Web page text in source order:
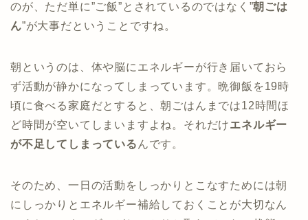
のが、ただ単に”ご飯”とされているのではなく”朝ごは
ん”が大事だということですね。
朝というのは、体や脳にエネルギーが行き届いておら
ず活動が静かになってしまっています。晩御飯を19時
頃に食べる家庭だとすると、朝ごはんまでは12時間ほ
ど時間が空いてしまいますよね。それだけエネルギー
が不足してしまっている んです。
そのため、一日の活動をしっかりとこなすためには朝
にしっかりとエネルギー補給しておくことが大切なん